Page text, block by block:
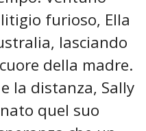
furioso, Ella
lasciando
della madre.
la distanza, Sally
quel suo